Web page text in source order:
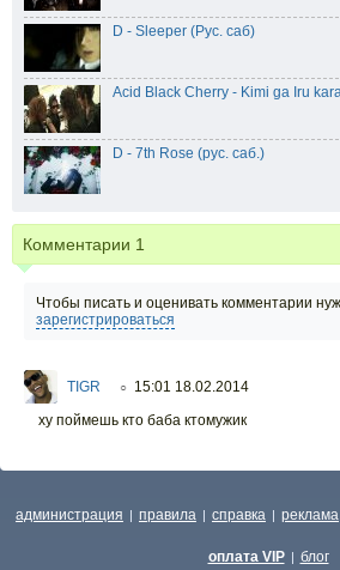
D - Sleeper (Рус. саб)
Acid Black Cherry - Kimi ga Iru
D - 7th Rose (рус. саб.)
Комментарии 1
Чтобы писать и оценивать комментарии
зарегистрироваться
TIGR ○ 15:01 18.02.2014
ху поймешь кто баба ктомужик
администрация | правила | справка | реклама
оплата VIP | блог